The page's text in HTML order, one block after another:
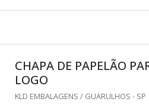
CHAPA DE PAPELÃO
LOGO
KLD EMBALAGENS / GUARULHOS - SP